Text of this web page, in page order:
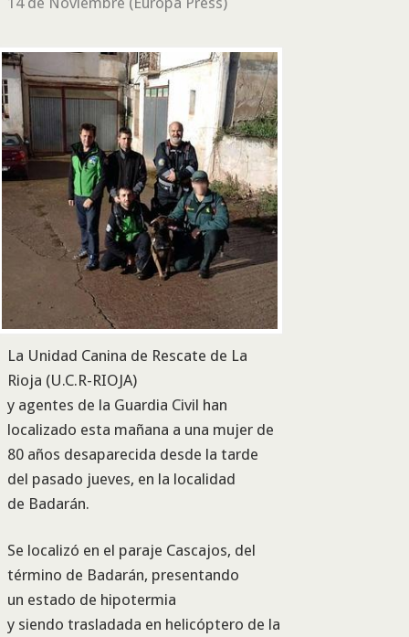
La Unidad Canina de Rescate de La
Rioja (U.C.R-RIOJA)
y agentes de la Guardia Civil han
localizado esta mañana a una mujer de
80 años desaparecida desde la tarde
del pasado jueves, en la localidad
de Badarán.
Se localizó en el paraje Cascajos, del
término de Badarán, presentando
un estado de hipotermia
y siendo trasladada en helicóptero de la